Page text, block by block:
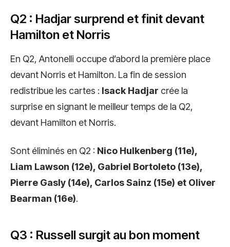
Q2 : Hadjar surprend et finit devant
Hamilton et Norris
En Q2, Antonelli occupe d’abord la première place
devant Norris et Hamilton. La fin de session
redistribue les cartes : Isack Hadjar crée la
surprise en signant le meilleur temps de la Q2,
devant Hamilton et Norris.
Sont éliminés en Q2 : Nico Hulkenberg (11e),
Liam Lawson (12e), Gabriel Bortoleto (13e),
Pierre Gasly (14e), Carlos Sainz (15e) et Oliver
Bearman (16e).
Q3 : Russell surgit au bon moment